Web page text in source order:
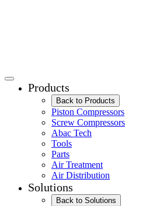
Products
Back to Products
Piston Compressors
Screw Compressors
Abac Tech
Tools
Parts
Air Treatment
Air Distribution
Solutions
Back to Solutions